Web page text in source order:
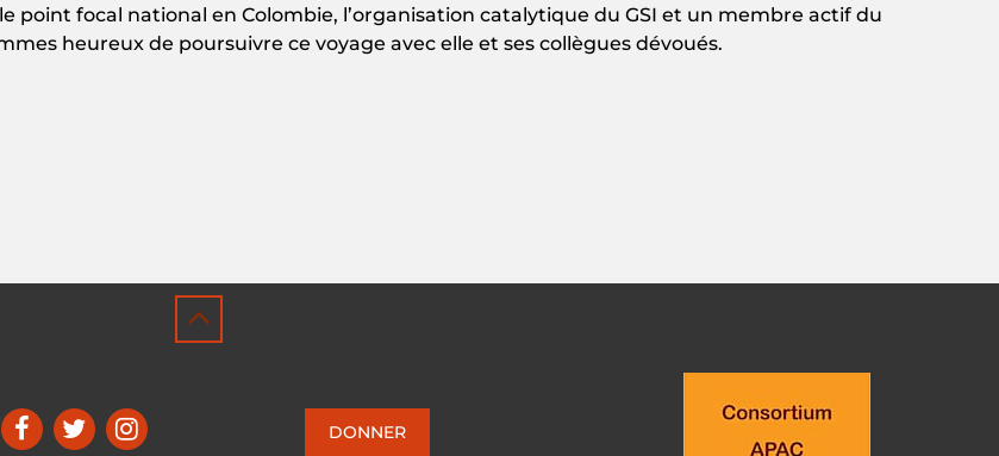
point focal national en Colombie, l’organisation catalytique du GSI et un membre actif du
heureux de poursuivre ce voyage avec elle et ses collègues dévoués.
DONNER